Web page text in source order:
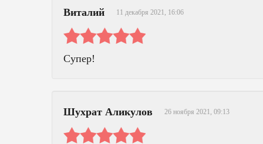
Виталий 11 декабря 2021, 16:06
Супер!
Шухрат Аликулов 26 ноября 2021, 09:13